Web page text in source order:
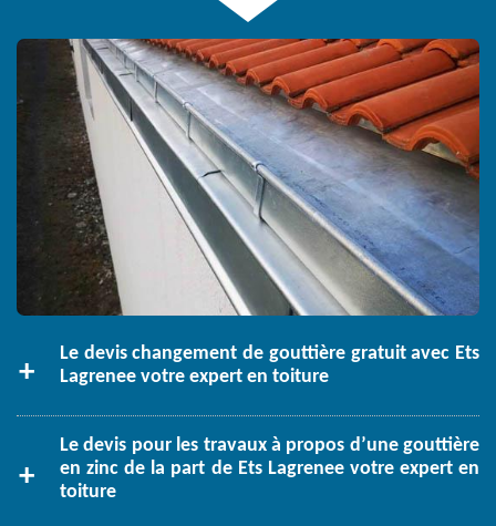
Le devis changement de gouttière gratuit avec Ets
Lagrenee votre expert en toiture
Le devis pour les travaux à propos d’une gouttière
en zinc de la part de Ets Lagrenee votre expert en
toiture